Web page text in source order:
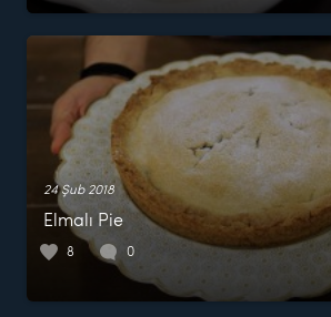
24 Şub 2018
Elmalı Pie
8 0